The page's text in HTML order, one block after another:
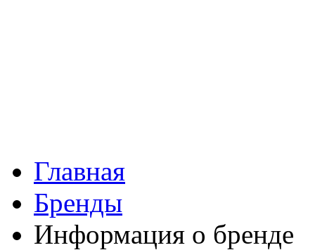
Главная
Бренды
Информация о бренде